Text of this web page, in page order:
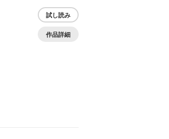
試し読み
作品詳細